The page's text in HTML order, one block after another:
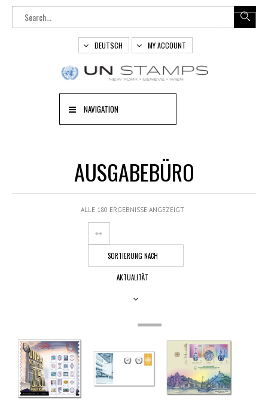
DEUTSCH MY ACCOUNT
NAVIGATION
AUSGABEBÜRO
ALLE 180 ERGEBNISSE ANGEZEIGT
SORTIERUNG NACH
AKTUALITÄT